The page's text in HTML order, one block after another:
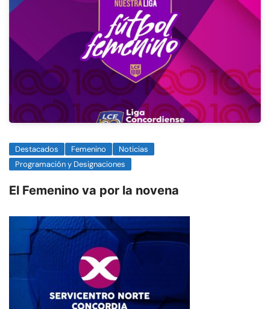
Destacados Femenino
Noticias
Programación y Designaciones
El Femenino va por la novena